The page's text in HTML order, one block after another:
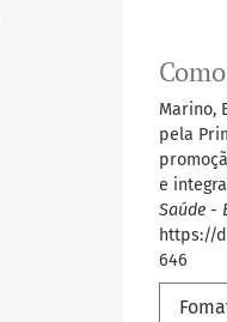
Marino,
pela
e
Saúde -
https://
646